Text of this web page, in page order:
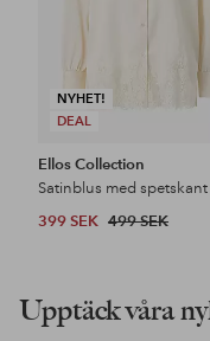
NYHET!
DEAL
Ellos Collection
Satinblus med spetskant
399 SEK 499 SEK
Upptäck våra